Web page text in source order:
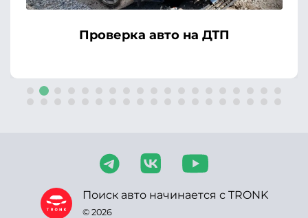
Проверка авто на ДТП
Поиск авто начинается с TRONK
© 2026